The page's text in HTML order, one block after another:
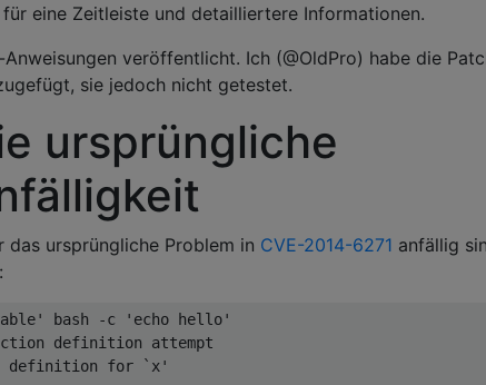
eine Zeitleiste und detailliertere Informationen.
veröffentlicht. Ich (@OldPro) habe die
sie jedoch nicht getestet.
ursprüngliche
ursprüngliche Problem in CVE-2014-6271 anfällig
bash -c 'echo hello'
definition attempt
definition for `x'